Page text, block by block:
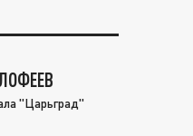
"Царьград"